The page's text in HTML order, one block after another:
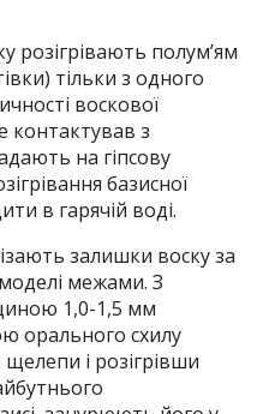
розігрівають полум’ям
тільки з одного
воскової
контактував з
на гіпсову
базисної
в гарячій воді.
залишки воску за
межами. З
1,0-1,5 мм
орального схилу
і розігрівши